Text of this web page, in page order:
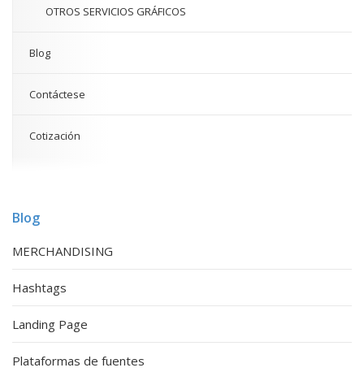
OTROS SERVICIOS GRÁFICOS
Blog
Contáctese
Cotización
Blog
MERCHANDISING
Hashtags
Landing Page
Plataformas de fuentes